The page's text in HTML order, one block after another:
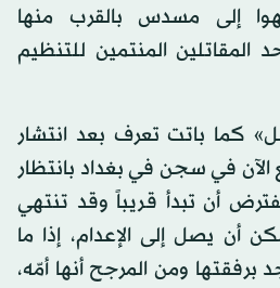
إلى مسدس بالقرب منها
المقاتلين المنتمين للتنظيم
كما باتت تعرف بعد انتشار
الآن في سجن في بغداد بانتظار
أن تبدأ قريباً وقد تنتهي
أن يصل إلى الإعدام، إذا ما
برفقتها ومن المرجح أنها أمّه،